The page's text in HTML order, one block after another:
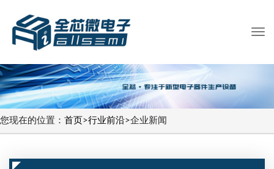
您现在的位置： 首页 >行业前沿>企业新闻